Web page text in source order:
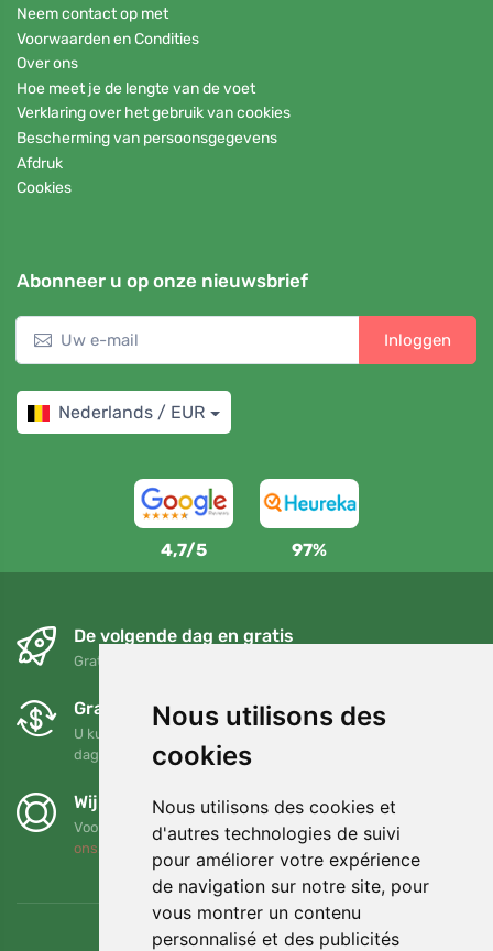
Nous utilisons des
cookies
Nous utilisons des cookies et
d'autres technologies de suivi
pour améliorer votre expérience
de navigation sur notre site, pour
vous montrer un contenu
personnalisé et des publicités
Neem contact op met
Voorwaarden en Condities
Over ons
Hoe meet je de lengte van de voet
Verklaring over het gebruik van cookies
Bescherming van persoonsgegevens
Afdruk
Cookies
Abonneer u op onze nieuwsbrief
Inloggen
Nederlands / EUR
4,7/5 97%
De volgende dag en gratis
Gratis verzending voor bestellingen boven 95 EUR
Gratis ruilen en retourneren
U kunt uw bestelling op elk gewenst moment binnen 90
dagen retourneren of ruilen
Wij steunen Trees.org
Voor elke bestelling planten we een boom! Lees meer
ons